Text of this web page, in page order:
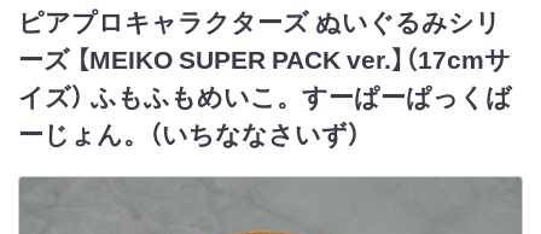
ピアプロキャラクターズ ぬいぐるみシリ
ーズ 【MEIKO SUPER PACK ver.】（17cmサ
イズ） ふもふもめいこ。すーぱーぱっくば
ーじょん。（いちななさいず）